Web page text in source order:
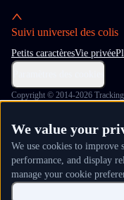
Suivi universel des colis
Petits caractèresVie privée
Copyright © 2014-2026
We value your
We use cookies to improve
performance, and display
manage your cookie